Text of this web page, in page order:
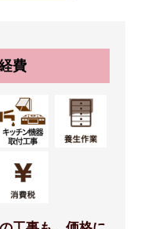
バーシルバー
費